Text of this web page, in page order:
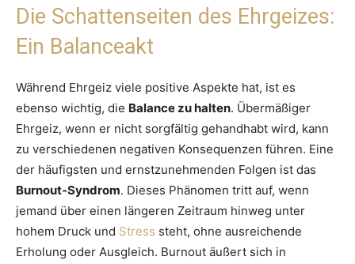
Die Schattenseiten des Ehrgeizes:
Ein Balanceakt
Während Ehrgeiz viele positive Aspekte hat, ist es
ebenso wichtig, die Balance zu halten. Übermäßiger
Ehrgeiz, wenn er nicht sorgfältig gehandhabt wird, kann
zu verschiedenen negativen Konsequenzen führen. Eine
der häufigsten und ernstzunehmenden Folgen ist das
Burnout-Syndrom. Dieses Phänomen tritt auf, wenn
jemand über einen längeren Zeitraum hinweg unter
hohem Druck und Stress steht, ohne ausreichende
Erholung oder Ausgleich. Burnout äußert sich in